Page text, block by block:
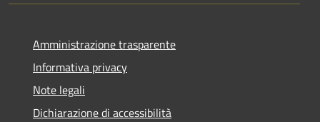
Amministrazione trasparente
Informativa privacy
Note legali
Dichiarazione di accessibilità